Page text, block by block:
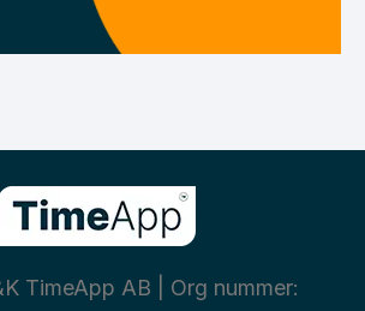
TimeApp AB | Org nummer: